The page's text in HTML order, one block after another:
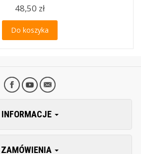
48,50 zł
Do koszyka
INFORMACJE
ZAMÓWIENIA